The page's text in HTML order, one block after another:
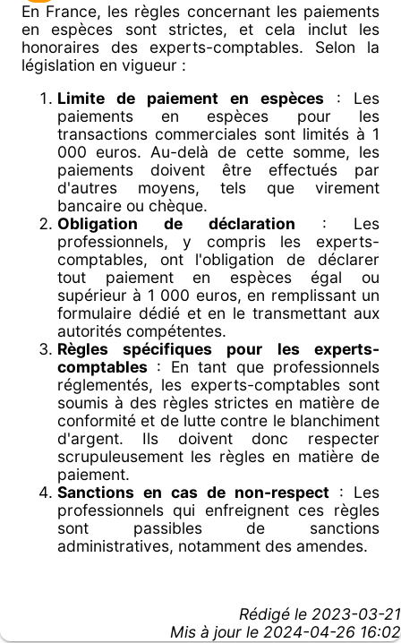
En France, les règles concernant les paiements
en espèces sont strictes, et cela inclut les
honoraires des experts-comptables. Selon la
législation en vigueur :
Limite de paiement en espèces: Les
paiements en espèces pour les
transactions commerciales sont limités à 1
000 euros. Au-delà de cette somme, les
paiements doivent être effectués par
d'autres moyens, tels que virement
bancaire ou chèque.
Obligation de déclaration : Les
professionnels, y compris les experts-
comptables, ont l'obligation de déclarer
tout paiement en espèces égal ou
supérieur à 1 000 euros, en remplissant un
formulaire dédié et en le transmettant aux
autorités compétentes.
Règles spécifiques pour les experts-
comptables : En tant que professionnels
réglementés, les experts-comptables sont
soumis à des règles strictes en matière de
conformité et de lutte contre le blanchiment
d'argent. Ils doivent donc respecter
scrupuleusement les règles en matière de
paiement.
Sanctions en cas de non-respect: Les
professionnels qui enfreignent ces règles
sont passibles de sanctions
administratives, notamment des amendes.
Rédigé le 2023-03-21
Mis à jour le 2024-04-26 16:02